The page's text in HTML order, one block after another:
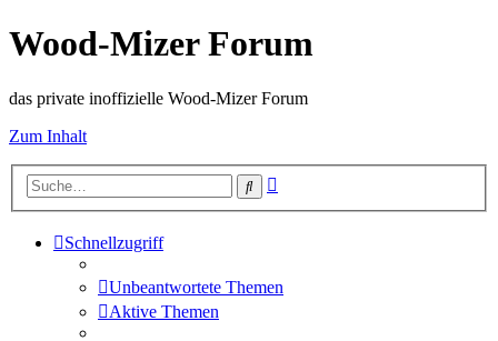
Wood-Mizer Forum
das private inoffizielle Wood-Mizer Forum
Zum Inhalt
Suche
Schnellzugriff
Unbeantwortete Themen
Aktive Themen